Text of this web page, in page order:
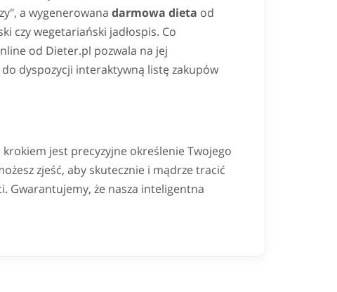
a wygenerowana darmowa dieta od
czy wegetariański jadłospis. Co
od Dieter.pl pozwala na jej
dyspozycji interaktywną listę zakupów
jest precyzyjne określenie Twojego
zjeść, aby skutecznie i mądrze tracić
Gwarantujemy, że nasza inteligentna